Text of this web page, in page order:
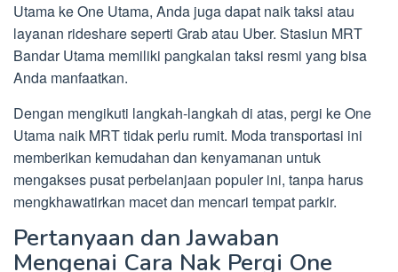
Utama ke One Utama, Anda juga dapat naik taksi atau
layanan rideshare seperti Grab atau Uber. Stasiun MRT
Bandar Utama memiliki pangkalan taksi resmi yang bisa
Anda manfaatkan.
Dengan mengikuti langkah-langkah di atas, pergi ke One
Utama naik MRT tidak perlu rumit. Moda transportasi ini
memberikan kemudahan dan kenyamanan untuk
mengakses pusat perbelanjaan populer ini, tanpa harus
mengkhawatirkan macet dan mencari tempat parkir.
Pertanyaan dan Jawaban
Mengenai Cara Nak Pergi One